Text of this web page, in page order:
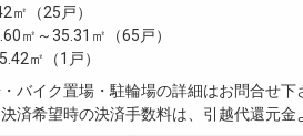
㎡（25戸）
㎡～35.31㎡（65戸）
㎡（1戸）
バイク置場・駐輪場の詳細はお問合せ下
済希望時の決済手数料は、引越代還元金